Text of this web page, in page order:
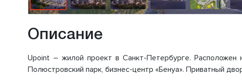
Описание
Upoint – жилой проект в Санкт-Петербурге.
Полюстровский парк, бизнес-центр «Бенуа». Приватный